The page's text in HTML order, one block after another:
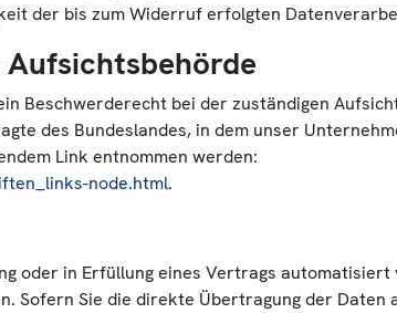
der bis zum Widerruf erfolgten
Beschwerderecht bei der zuständigen
des Bundeslandes, in dem unser
Link entnommen werden:
node.html.
oder in Erfüllung eines Vertrags
Sofern Sie die direkte Übertragung der